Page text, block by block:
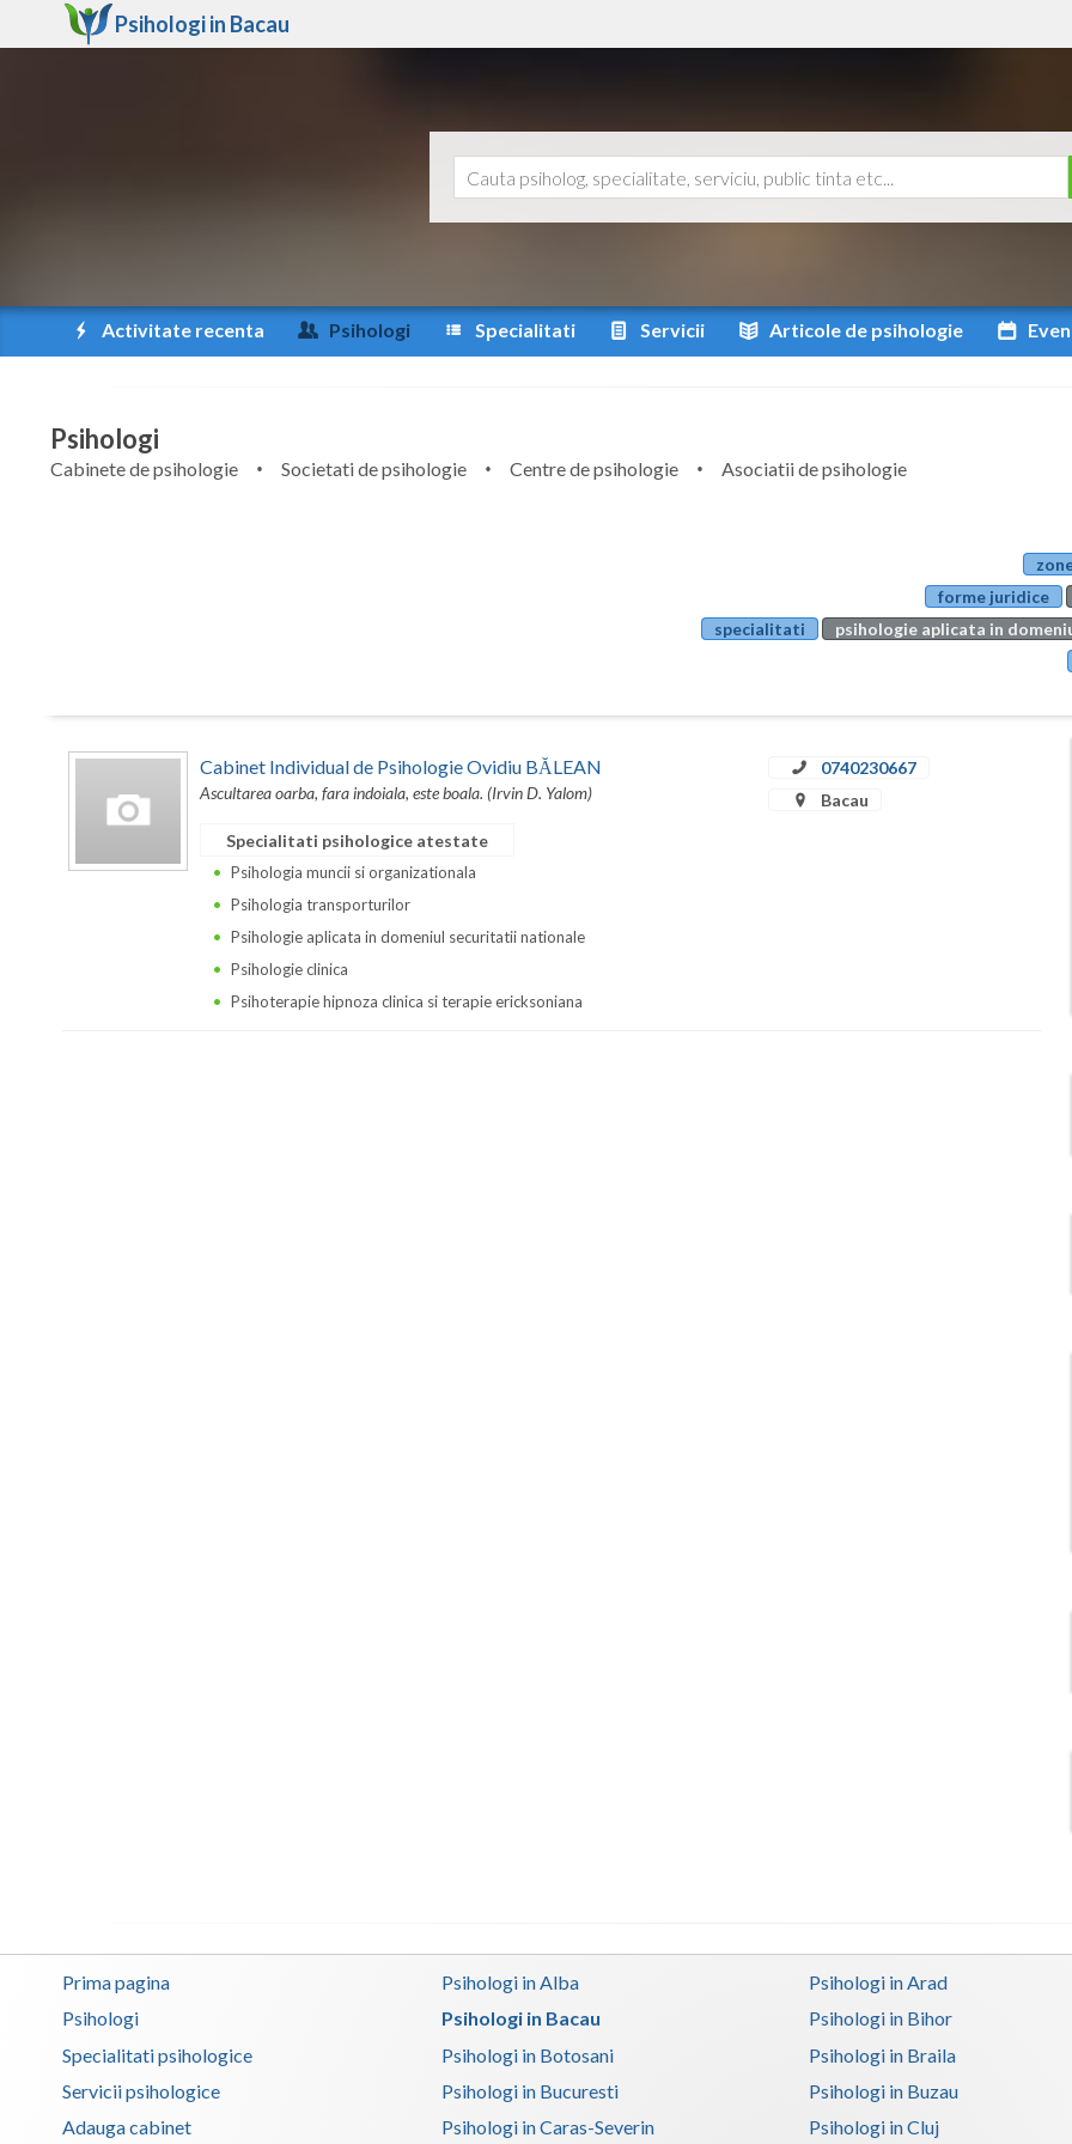
Psihologi in Bacau
Activitate recenta Psihologi Specialitati Servicii Articole de psihologie
Psihologi
Cabinete de psihologie Societati de psihologie Centre de psihologie
Asociatii de psihologie
forme juridice
specialitati
psihologie aplicata in
Cabinet Individual de Psihologie Ovidiu BĂLEAN
Ascultarea oarba, fara indoiala, este boala. (Irvin D. Yalom)
0740230667
Bacau
Specialitati psihologice atestate
Psihologia muncii si organizationala
Psihologia transporturilor
Psihologie aplicata in domeniul securitatii nationale
Psihologie clinica
Psihoterapie hipnoza clinica si terapie ericksoniana
Prima pagina
Psihologi
Specialitati psihologice
Servicii psihologice
Adauga cabinet
Psihologi in Alba Psihologi in Arad
Psihologi in Bacau
Psihologi in Bihor
Psihologi in Botosani
Psihologi in Braila
Psihologi in Bucuresti
Psihologi in Buzau
Psihologi in Caras-Severin
Psihologi in Cluj